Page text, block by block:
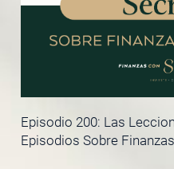
Episodio 200: Las
Episodios Sobre